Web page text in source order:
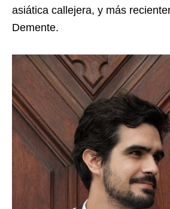
asiática callejera, y más
Demente.